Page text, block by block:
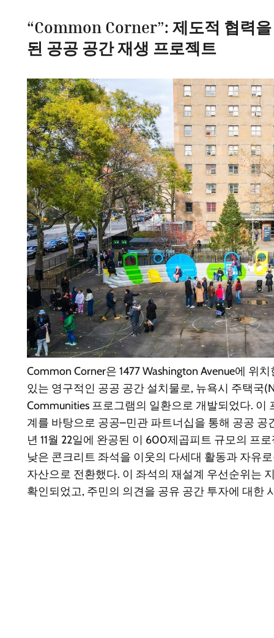
“Common Corner”: 제도적 협력
된 공공 공간 재생 프로젝트
Common Corner은 1477 Washington Avenue에 위
있는 영구적인 공공 공간 설치물로, 뉴욕시 주택국
Communities 프로그램의 일환으로 개발되었다. 이
계를 바탕으로 공공–민관 파트너십을 통해 공공 공
년 11월 22일에 완공된 이 600제곱피트 규모의 프
낮은 콘크리트 좌석을 이웃의 다세대 활동과 자유
자산으로 전환했다. 이 좌석의 재설계 우선순위는
확인되었고, 주민의 의견을 공유 공간 투자에 대한